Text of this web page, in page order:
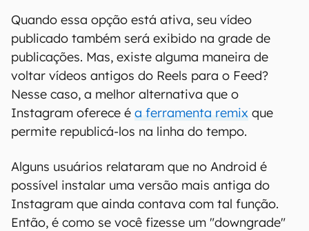
Quando essa opção está ativa, seu vídeo
publicado também será exibido na grade de
publicações. Mas, existe alguma maneira de
voltar vídeos antigos do Reels para o Feed?
Nesse caso, a melhor alternativa que o
Instagram oferece é a ferramenta remix que
permite republicá-los na linha do tempo.
Alguns usuários relataram que no Android é
possível instalar uma versão mais antiga do
Instagram que ainda contava com tal função.
Então, é como se você fizesse um "downgrade"